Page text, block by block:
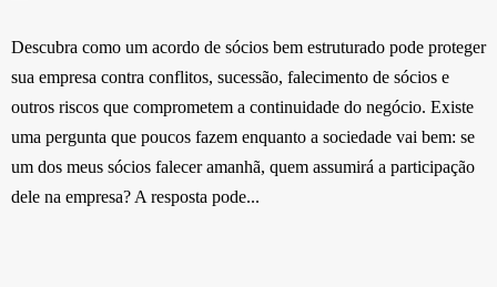
Descubra como um acordo de sócios bem estruturado pode proteger
sua empresa contra conflitos, sucessão, falecimento de sócios e
outros riscos que comprometem a continuidade do negócio. Existe
uma pergunta que poucos fazem enquanto a sociedade vai bem: se
um dos meus sócios falecer amanhã, quem assumirá a participação
dele na empresa? A resposta pode...